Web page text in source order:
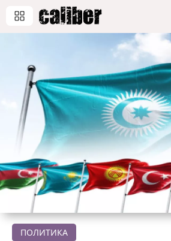
ПОЛИТИКА